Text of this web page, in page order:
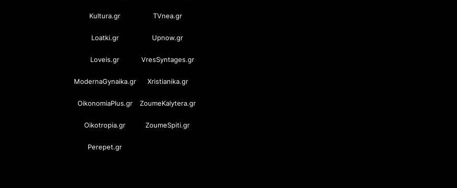
Kultura.gr TVnea.gr
Loatki.gr Upnow.gr
Loveis.gr VresSyntages.gr
ModernaGynaika.gr Xristianika.gr
OikonomiaPlus.gr ZoumeKalytera.gr
Oikotropia.gr ZoumeSpiti.gr
Perepet.gr